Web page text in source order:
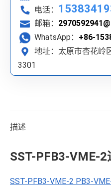
电话：
邮箱：
WhatsApp： +86-
地址：太原市杏花岭
3301
描述
SST-PFB3-VME-
SST-PFB3-VME-2 PB3-